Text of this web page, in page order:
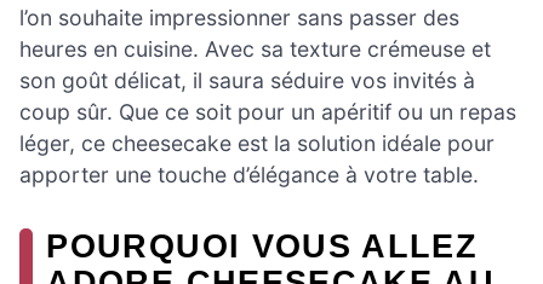
l’on souhaite impressionner sans passer des
heures en cuisine. Avec sa texture crémeuse et
son goût délicat, il saura séduire vos invités à
coup sûr. Que ce soit pour un apéritif ou un repas
léger, ce cheesecake est la solution idéale pour
apporter une touche d’élégance à votre table.
POURQUOI VOUS ALLEZ